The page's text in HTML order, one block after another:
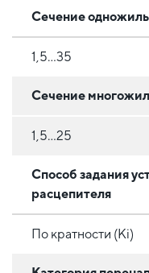
Сечение
1,5...35
Сечение
1,5...25
Способ задания
расцепителя
По кратности (Ki)